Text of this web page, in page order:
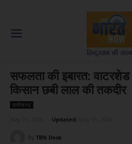
सफलता की इबारत: वाटरशेड
किसान छबी लाल की तकदीर
छत्तीसगढ़
Updated:
By TBN Desk